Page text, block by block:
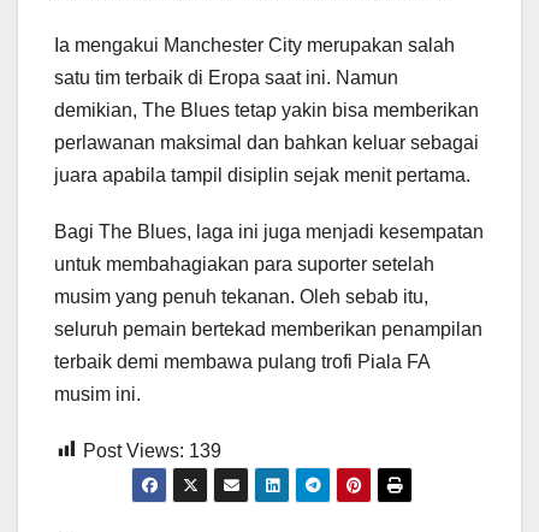
Ia mengakui Manchester City merupakan salah
satu tim terbaik di Eropa saat ini. Namun
demikian, The Blues tetap yakin bisa memberikan
perlawanan maksimal dan bahkan keluar sebagai
juara apabila tampil disiplin sejak menit pertama.
Bagi The Blues, laga ini juga menjadi kesempatan
untuk membahagiakan para suporter setelah
musim yang penuh tekanan. Oleh sebab itu,
seluruh pemain bertekad memberikan penampilan
terbaik demi membawa pulang trofi Piala FA
musim ini.
Post Views: 139